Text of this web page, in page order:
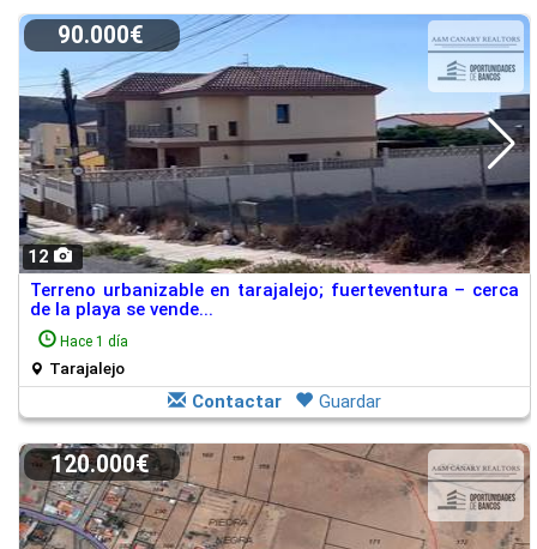
12
90.000€
Terreno urbanizable en tarajalejo; fuerteventura – cerca
de la playa se vende...
Hace 1 día
Tarajalejo
Contactar Guardar
120.000€